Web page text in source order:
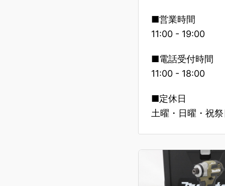
■営業時間
11:00 - 19:00
■電話受付時間
11:00 - 18:00
■定休日
土曜・日曜・祝